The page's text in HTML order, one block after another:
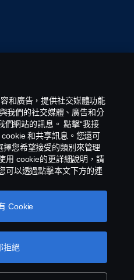
永德福汽車版權所
reserved
和廣告，提供社交媒體功能
我們的社交媒體、廣告和分
們網站的訊息。 點擊“我接
和共享訊息。您還可
擇您希望接受的類別來管理
用 cookie的更詳細說明，請
可以透過點擊本文下方的連
拒絕
Cookie